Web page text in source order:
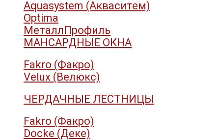
Aquasystem (Акваситем)
Optima
МеталлПрофиль
МАНСАРДНЫЕ ОКНА
Fakro (Факро)
Velux (Велюкс)
ЧЕРДАЧНЫЕ ЛЕСТНИЦЫ
Fakro (Факро)
Docke (Деке)